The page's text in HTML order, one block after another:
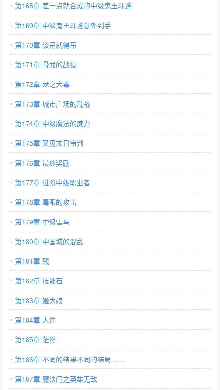
第168章 差一点就合成的中级鬼王斗蓬
第169章 中级鬼王斗蓬意外到手
第170章 该吊就得吊
第171章 骨龙的战役
第172章 龙之大毒
第173章 城市广场的乱战
第174章 中级魔法的威力
第175章 又见末日审判
第176章 最终奖励
第177章 进阶中级职业者
第178章 毒眼的攻击
第179章 中级雷鸟
第180章 中国城的混乱
第181章 残
第182章 技能石
第183章 姬大娘
第184章 人性
第185章 茫然
第186章 不同的结果不同的结局……
第187章 魔法门之英雄无敌